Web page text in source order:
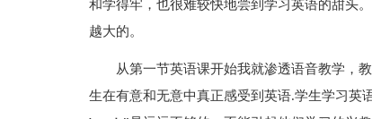
和学得牢，也很难较快地尝到学习英语的甜头
越大的。
从第一节英语课开始我就渗透语音教学，
生在有意和无意中真正感受到英语.学生学习英